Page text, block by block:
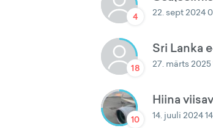
4 22. sept 2024
18
Sri Lanka
27. märts 2025
10
Hiina
14. juuli 2024